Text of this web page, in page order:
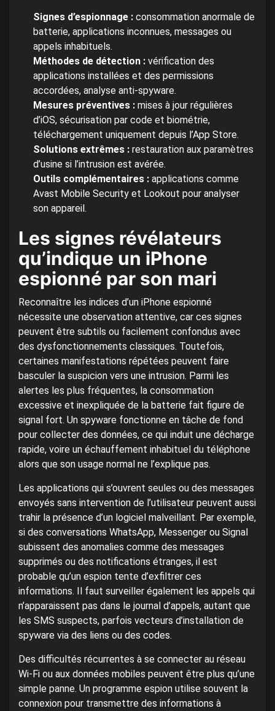
Signes d’espionnage : consommation anormale de
batterie, applications inconnues, messages ou
appels inhabituels.
Méthodes de détection : vérification des
applications installées et des permissions
accordées, analyse anti-spyware.
Mesures préventives : mises à jour régulières
d’iOS, sécurisation par code et biométrie,
téléchargement uniquement depuis l’App Store.
Solutions extrêmes : restauration aux paramètres
d’usine si l’intrusion est avérée.
Outils complémentaires : applications comme
Avast Mobile Security et Lookout pour analyser
son appareil.
Les signes révélateurs
qu’indique un iPhone
espionné par son mari
Reconnaître les indices d’un iPhone espionné
nécessite une observation attentive, car ces signes
peuvent être subtils ou facilement confondus avec
des dysfonctionnements classiques. Toutefois,
certaines manifestations répétées peuvent faire
basculer la suspicion vers une intrusion. Parmi les
alertes les plus fréquentes, la consommation
excessive et inexpliquée de la batterie fait figure de
signal fort. Un spyware fonctionne en tâche de fond
pour collecter des données, ce qui induit une décharge
rapide, voire un échauffement inhabituel du téléphone
alors que son usage normal ne l’explique pas.
Les applications qui s’ouvrent seules ou des messages
envoyés sans intervention de l’utilisateur peuvent aussi
trahir la présence d’un logiciel malveillant. Par exemple,
si des conversations WhatsApp, Messenger ou Signal
subissent des anomalies comme des messages
supprimés ou des notifications étranges, il est
probable qu’un espion tente d’exfiltrer ces
informations. Il faut surveiller également les appels qui
n’apparaissent pas dans le journal d’appels, autant que
les SMS suspects, parfois vecteurs d’installation de
spyware via des liens ou des codes.
Des difficultés récurrentes à se connecter au réseau
Wi-Fi ou aux données mobiles peuvent être plus qu’une
simple panne. Un programme espion utilise souvent la
connexion pour transmettre des informations à